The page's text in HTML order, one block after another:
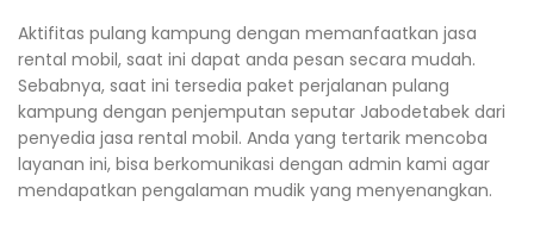
Aktifitas pulang kampung dengan memanfaatkan jasa
rental mobil, saat ini dapat anda pesan secara mudah.
Sebabnya, saat ini tersedia paket perjalanan pulang
kampung dengan penjemputan seputar Jabodetabek dari
penyedia jasa rental mobil. Anda yang tertarik mencoba
layanan ini, bisa berkomunikasi dengan admin kami agar
mendapatkan pengalaman mudik yang menyenangkan.